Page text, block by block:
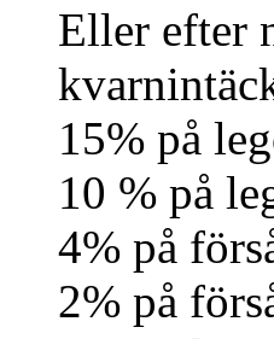
Eller efter
15% på
10 % på
4% på
2% på